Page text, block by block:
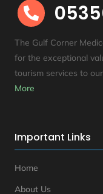

The Gulf Corner
for the exceptional
tourism services to
More
Important Links
Home
About Us